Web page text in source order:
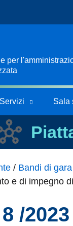
per
Servizi Sala
/ Bandi di
e di impegno
/